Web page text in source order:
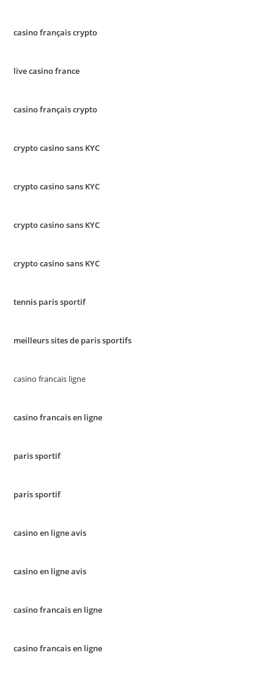
casino français crypto
live casino france
casino français crypto
crypto casino sans KYC
crypto casino sans KYC
crypto casino sans KYC
crypto casino sans KYC
tennis paris sportif
meilleurs sites de paris sportifs
casino francais ligne
casino francais en ligne
paris sportif
paris sportif
casino en ligne avis
casino en ligne avis
casino francais en ligne
casino francais en ligne